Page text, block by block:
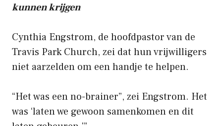
kunnen krijgen
Cynthia Engstrom, de hoofdpastor van de
Travis Park Church, zei dat hun vrijwilligers
niet aarzelden om een ​​handje te helpen.
“Het was een no-brainer”, zei Engstrom. Het
was ‘laten we gewoon samenkomen en dit